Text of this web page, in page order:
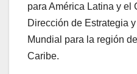
para América Latina y el
Dirección de Estrategia
Mundial para la región
Caribe.